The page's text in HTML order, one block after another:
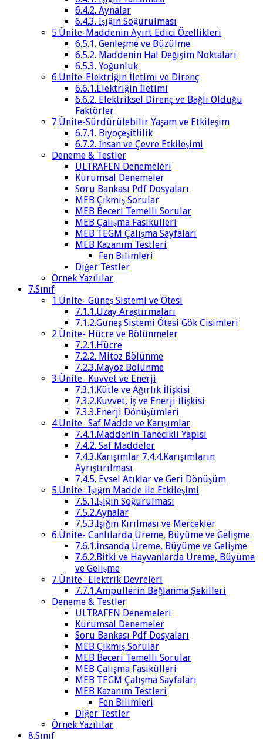
6.4.2. Aynalar
6.4.3. Işığın Soğurulması
5.Ünite-Maddenin Ayırt Edici Özellikleri
6.5.1. Genleşme ve Büzülme
6.5.2. Maddenin Hal Değişim Noktaları
6.5.3. Yoğunluk
6.Ünite-Elektriğin İletimi ve Direnç
6.6.1.Elektriğin İletimi
6.6.2. Elektriksel Direnç ve Bağlı Olduğu
Faktörler
7.Ünite-Sürdürülebilir Yaşam ve Etkileşim
6.7.1. Biyoçeşitlilik
6.7.2. İnsan ve Çevre Etkileşimi
Deneme & Testler
ULTRAFEN Denemeleri
Kurumsal Denemeler
Soru Bankası Pdf Dosyaları
MEB Çıkmış Sorular
MEB Beceri Temelli Sorular
MEB Çalışma Fasikülleri
MEB TEGM Çalışma Sayfaları
MEB Kazanım Testleri
Fen Bilimleri
Diğer Testler
Örnek Yazılılar
7.Sınıf
1.Ünite- Güneş Sistemi ve Ötesi
7.1.1.Uzay Araştırmaları
7.1.2.Güneş Sistemi Ötesi Gök Cisimleri
2.Ünite- Hücre ve Bölünmeler
7.2.1.Hücre
7.2.2. Mitoz Bölünme
7.2.3.Mayoz Bölünme
3.Ünite- Kuvvet ve Enerji
7.3.1.Kütle ve Ağırlık İlişkisi
7.3.2.Kuvvet, İş ve Enerji İlişkisi
7.3.3.Enerji Dönüşümleri
4.Ünite- Saf Madde ve Karışımlar
7.4.1.Maddenin Tanecikli Yapısı
7.4.2. Saf Maddeler
7.4.3.Karışımlar 7.4.4.Karışımların
Ayrıştırılması
7.4.5. Evsel Atıklar ve Geri Dönüşüm
5.Ünite- Işığın Madde ile Etkileşimi
7.5.1.Işığın Soğurulması
7.5.2.Aynalar
7.5.3.Işığın Kırılması ve Mercekler
6.Ünite- Canlılarda Üreme, Büyüme ve Gelişme
7.6.1.İnsanda Üreme, Büyüme ve Gelişme
7.6.2.Bitki ve Hayvanlarda Üreme, Büyüme
ve Gelişme
7.Ünite- Elektrik Devreleri
7.7.1.Ampullerin Bağlanma Şekilleri
Deneme & Testler
ULTRAFEN Denemeleri
Kurumsal Denemeler
Soru Bankası Pdf Dosyaları
MEB Çıkmış Sorular
MEB Beceri Temelli Sorular
MEB Çalışma Fasikülleri
MEB TEGM Çalışma Sayfaları
MEB Kazanım Testleri
Fen Bilimleri
Diğer Testler
Örnek Yazılılar
8.Sınıf